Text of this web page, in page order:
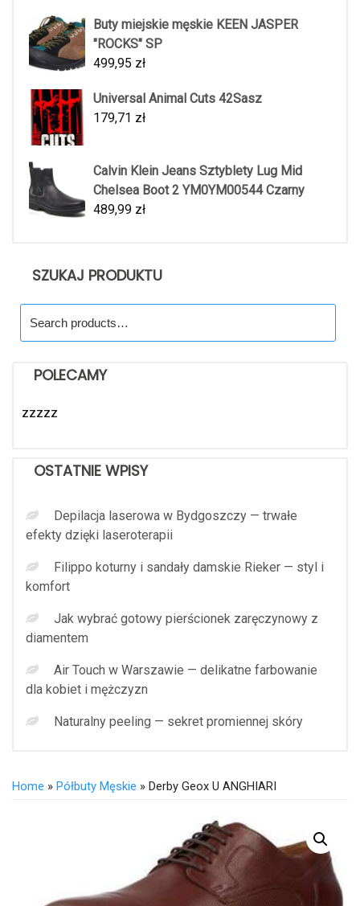
Buty miejskie męskie KEEN JASPER
"ROCKS" SP
499,95 zł
Universal Animal Cuts 42Sasz
179,71 zł
Calvin Klein Jeans Sztyblety Lug Mid
Chelsea Boot 2 YM0YM00544 Czarny
489,99 zł
SZUKAJ PRODUKTU
for:
POLECAMY
zzzzz
OSTATNIE WPISY
Depilacja laserowa w Bydgoszczy — trwałe
efekty dzięki laseroterapii
Filippo koturny i sandały damskie Rieker — styl i
komfort
Jak wybrać gotowy pierścionek zaręczynowy z
diamentem
Air Touch w Warszawie — delikatne farbowanie
dla kobiet i mężczyzn
Naturalny peeling — sekret promiennej skóry
Home » Półbuty Męskie » Derby Geox U ANGHIARI